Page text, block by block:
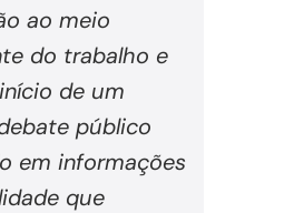
ao meio
do trabalho e
de um
público
em informações
que